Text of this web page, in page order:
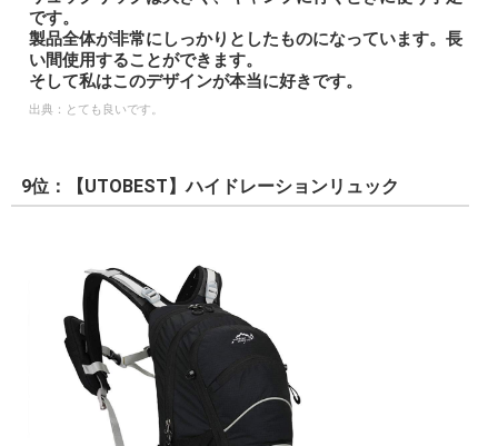
です。
製品全体が非常にしっかりとしたものになっています。長
い間使用することができます。
そして私はこのデザインが本当に好きです。
出典： とても良いです。
9位：【UTOBEST】ハイドレーションリュック